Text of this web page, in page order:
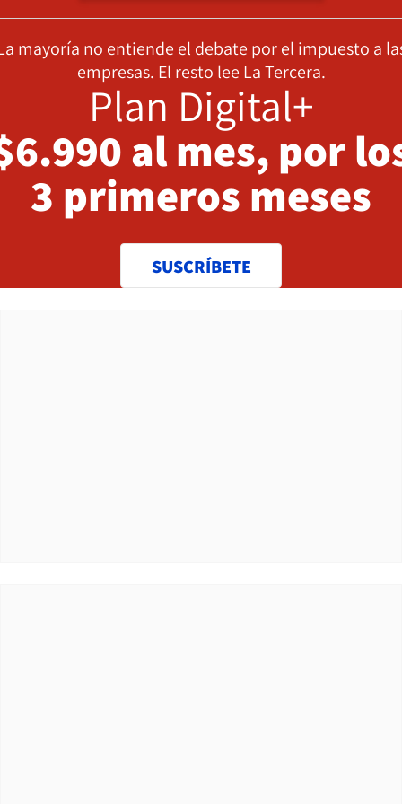
mayoría no entiende el debate por el impuesto a
empresas. El resto lee La Tercera.
Plan Digital+
al mes, por
3 primeros meses
SUSCRÍBETE